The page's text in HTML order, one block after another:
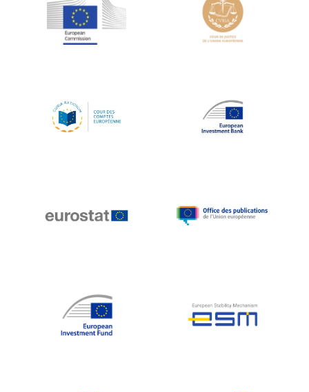
Jean-Louis Schiltz
Jean-Victor Louis
Johnny Åkerholm
Katharien L.C. Hunt
Klaus-Heiner Lehne
Koen LENAERTS
Lars Heikensten